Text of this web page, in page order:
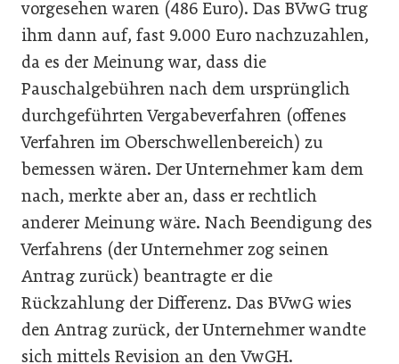
vorgesehen waren (486 Euro). Das BVwG trug
ihm dann auf, fast 9.000 Euro nachzuzahlen,
da es der Meinung war, dass die
Pauschalgebühren nach dem ursprünglich
durchgeführten Vergabeverfahren (offenes
Verfahren im Oberschwellenbereich) zu
bemessen wären. Der Unternehmer kam dem
nach, merkte aber an, dass er rechtlich
anderer Meinung wäre. Nach Beendigung des
Verfahrens (der Unternehmer zog seinen
Antrag zurück) beantragte er die
Rückzahlung der Differenz. Das BVwG wies
den Antrag zurück, der Unternehmer wandte
sich mittels Revision an den VwGH.